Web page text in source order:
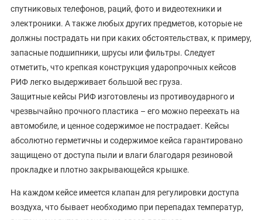
спутниковых телефонов, раций, фото и видеотехники и
электроники. А также любых других предметов, которые не
должны пострадать ни при каких обстоятельствах, к примеру,
запасные подшипники, шрусы или фильтры. Следует
отметить, что крепкая конструкция ударопрочных кейсов
РИФ легко выдерживает большой вес груза.
Защитные кейсы РИФ изготовлены из противоударного и
чрезвычайно прочного пластика – его можно переехать на
автомобиле, и ценное содержимое не пострадает. Кейсы
абсолютно герметичны и содержимое кейса гарантировано
защищено от доступа пыли и влаги благодаря резиновой
прокладке и плотно закрывающейся крышке.
На каждом кейсе имеется клапан для регулировки доступа
воздуха, что бывает необходимо при перепадах температур,